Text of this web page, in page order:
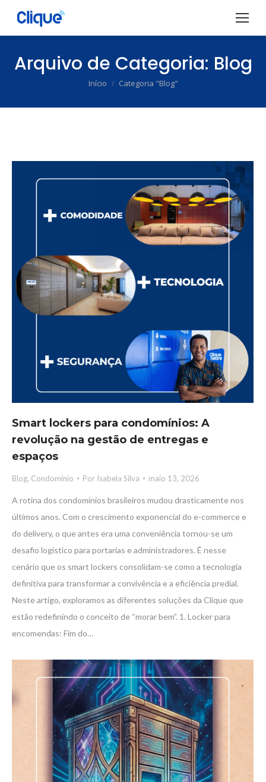
Arquivo de Categoria: Blog
Você está aqui:
Início Categoria "Blog"
Smart lockers para condomínios: A
revolução na gestão de entregas e
espaços
Blog, Condomínio Por Isabela Silva maio 13, 2026
A rotina dos condomínios brasileiros mudou drasticamente nos
últimos anos. Com o crescimento exponencial do e-commerce e
do delivery, o que antes era uma conveniência tornou-se um
desafio logístico para portarias e administradores. É nesse
cenário que os smart lockers consolidam-se como a tecnologia
definitiva para transformar a convivência e a eficiência predial.
Neste artigo, exploramos as diferentes soluções da Clique que
estão redefinindo o conceito de “morar bem”. 1. Locker para
encomendas: Fim do…